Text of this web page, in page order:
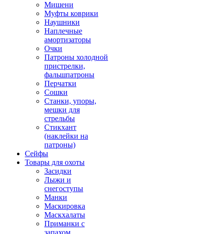
Мишени
Муфты коврики
Наушники
Наплечные
амортизаторы
Очки
Патроны холодной
пристрелки,
фальшпатроны
Перчатки
Сошки
Станки, упоры,
мешки для
стрельбы
Стикхант
(наклейки на
патроны)
Сейфы
Товары для охоты
Засидки
Лыжи и
снегоступы
Манки
Маскировка
Маскхалаты
Приманки с
запахом